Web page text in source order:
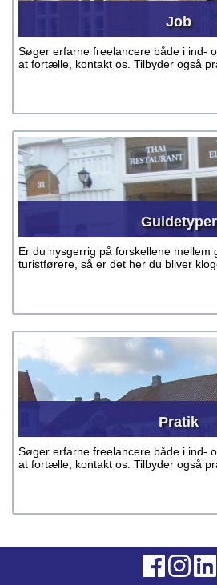
Job
Søger erfarne freelancere både i ind-
at fortælle, kontakt os. Tilbyder også
Guidetyper
Er du nysgerrig på forskellene mellem
turistførere, så er det her du bliver
Pratik
Søger erfarne freelancere både i ind-
at fortælle, kontakt os. Tilbyder også